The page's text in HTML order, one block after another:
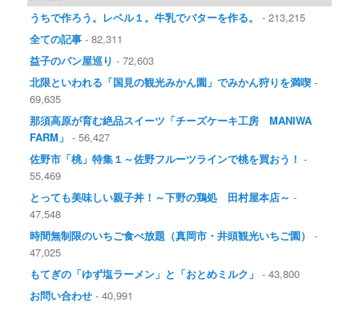
うちで作ろう。レベル１。牛乳でバターを作る。
- 213,215
全ての記事 - 82,311
益子のパン屋巡り - 72,603
北限といわれる「国見の観光みかん園」でみかん狩りを満喫 -
69,635
那須高原が育む絶品スイーツ「チーズケーキ工房 MANIWA
FARM」 - 56,427
佐野市「桃」特集１～佐野フルーツラインで桃を買おう！ -
55,469
とっても美味しい親子丼！～下野の鶏処 田村屋本店～ -
47,548
時間無制限のいちご食べ放題（真岡市・井頭観光いちご園）
-
47,025
もてぎの「ゆず塩ラーメン」と「おとめミルク」 - 43,800
お問い合わせ - 40,991